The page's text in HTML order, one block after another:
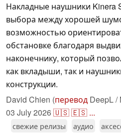
Накладные наушники
выбора между хорошей
возможностью
обстановке благодаря
наконечнику, который
как вкладыши, так и
конструкции.
David Chien (перевод DeepL /
03 July 2026🇺🇸🇪🇸 ...
свежие релизы аудио